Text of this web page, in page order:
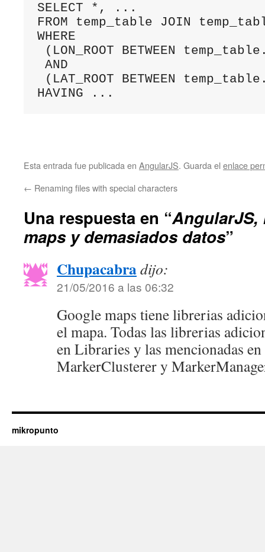
SELECT *, ...
FROM temp_table JOIN
WHERE
(LON_ROOT BETWEEN
AND
(LAT_ROOT BETWEEN
Esta entrada fue publicada en AngularJS. Guarda el enlace
← Renaming files with special characters
Una respuesta en “AngularJS,
maps y demasiados datos”
Chupacabradijo:
21/05/2016 a las 06:32
Google maps tiene librerias
el mapa. Todas las librerias
en Libraries y las mencionadas
MarkerClusterer y
mikropunto